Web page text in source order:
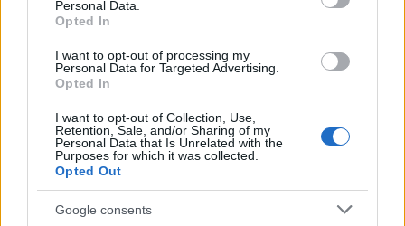
Personal Data.
Opted In
I want to opt-out of processing my
Personal Data for Targeted Advertising.
Opted In
I want to opt-out of Collection, Use,
Retention, Sale, and/or Sharing of my
Personal Data that Is Unrelated with the
Purposes for which it was collected.
Opted Out
Google consents
08.08.2026